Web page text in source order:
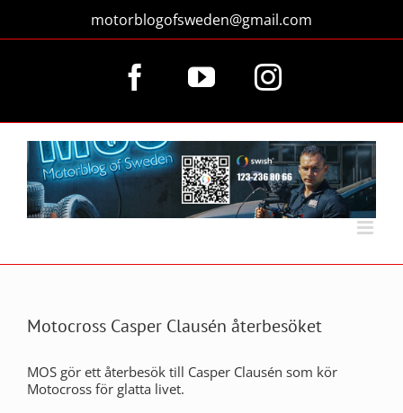
innehållet
motorblogofsweden@gmail.com
FacebookYouTubeInstagram
Motocross Casper Clausén återbesöket
MOS gör ett återbesök till Casper Clausén som kör
Motocross för glatta livet.